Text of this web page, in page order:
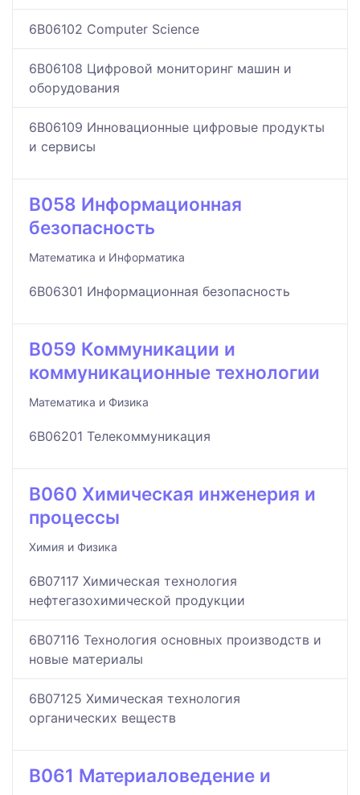
6B06102 Computer Science
6B06108 Цифровой мониторинг машин и
оборудования
6B06109 Инновационные цифровые продукты
и сервисы
B058 Информационная
безопасность
Математика и Информатика
6B06301 Информационная безопасность
B059 Коммуникации и
коммуникационные технологии
Математика и Физика
6B06201 Телекоммуникация
B060 Химическая инженерия и
процессы
Химия и Физика
6B07117 Химическая технология
нефтегазохимической продукции
6B07116 Технология основных производств и
новые материалы
6B07125 Химическая технология
органических веществ
B061 Материаловедение и